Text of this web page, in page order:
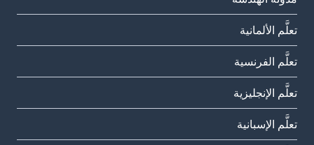
تعلَّم الألمانية
تعلَّم الفرنسية
تعلَّم الإنجليزية
تعلَّم الإسبانية